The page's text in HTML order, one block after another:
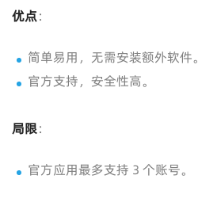
优点：
简单易用，无需安装额外软件。
官方支持，安全性高。
局限：
官方应用最多支持 3 个账号。